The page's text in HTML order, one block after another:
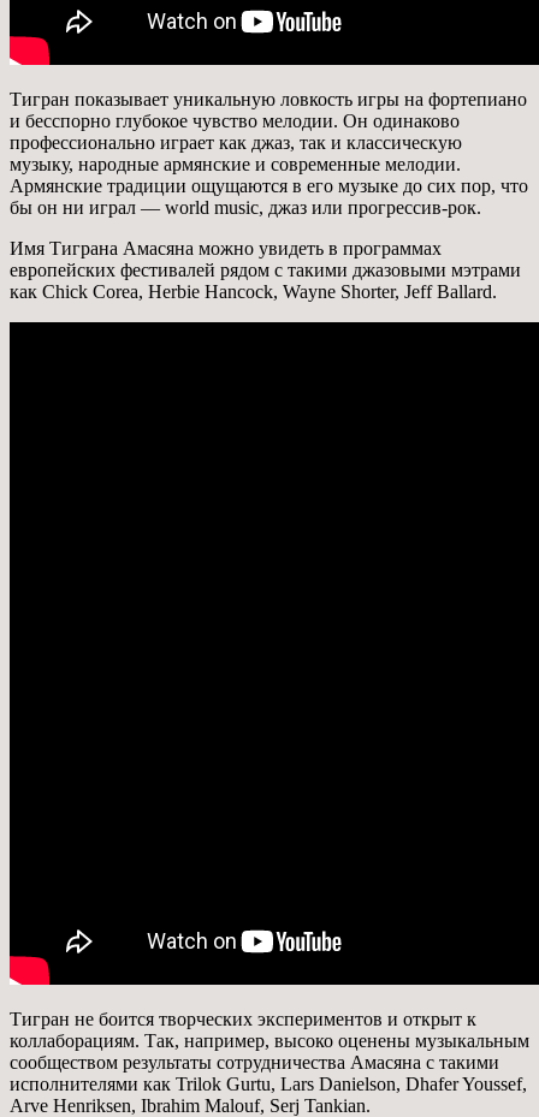
Тигран показывает уникальную ловкость игры на фортепиано
и бесспорно глубокое чувство мелодии. Он одинаково
профессионально играет как джаз, так и классическую
музыку, народные армянские и современные мелодии.
Армянские традиции ощущаются в его музыке до сих пор, что
бы он ни играл — world music, джаз или прогрессив-рок.
Имя Тиграна Амасяна можно увидеть в программах
европейских фестивалей рядом с такими джазовыми мэтрами
как Chick Corea, Herbie Hancock, Wayne Shorter, Jeff Ballard.
Тигран не боится творческих экспериментов и открыт к
коллаборациям. Так, например, высоко оценены музыкальным
сообществом результаты сотрудничества Амасяна с такими
исполнителями как Trilok Gurtu, Lars Danielson, Dhafer Youssef,
Arve Henriksen, Ibrahim Malouf, Serj Tankian.